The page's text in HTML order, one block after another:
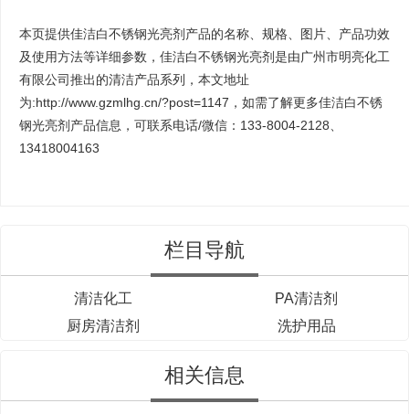
本页提供佳洁白不锈钢光亮剂产品的名称、规格、图片、产品功效
及使用方法等详细参数，佳洁白不锈钢光亮剂是由广州市明亮化工
有限公司推出的清洁产品系列，本文地址
为:http://www.gzmlhg.cn/?post=1147，如需了解更多佳洁白不锈
钢光亮剂产品信息，可联系电话/微信：133-8004-2128、
13418004163
栏目导航
清洁化工
PA清洁剂
厨房清洁剂
洗护用品
相关信息